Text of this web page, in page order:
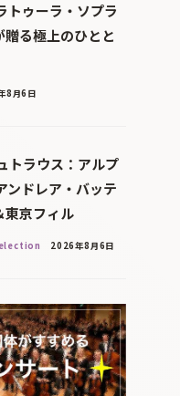
トゥーラ・ソプラ
贈る極上のひとと
8月6日
トラウス：アルプ
ンドレア・バッテ
東京フィル
2026年8月6日